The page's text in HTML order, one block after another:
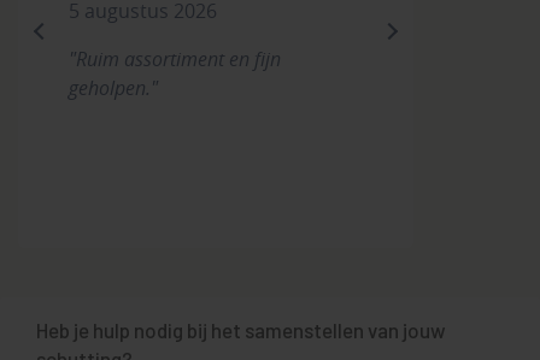
en fijn
"Goede materialen en ruime
next
Heb je hulp nodig bij het samenstellen van jouw